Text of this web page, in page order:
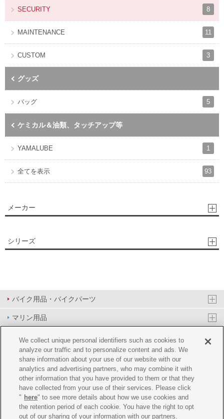
SECURITY 8
MAINTENANCE 11
CUSTOM 3
グッズ
バッグ 5
ケミカル＆油類、タッチアップ等
YAMALUBE 1
全てを表示 93
メーカー
シリーズ
バイク用品・バイクパーツ
マリン用品
PAS/YPJ用品
その他用品
イベント&エンターテイメント
オンラインショップ
企業情報
We collect unique personal identifiers such as cookies to
analyze our traffic and to personalize content and ads. We
share information about your use of our website with our
analytics and advertising partners, who may combine it with
other information that you have provided to them or that they
have collected from your use of their services. Please click
" here" to see more details about how we use cookies and
the retention period of each cookie. You have the right to opt
out of our sharing of your information with our partners.